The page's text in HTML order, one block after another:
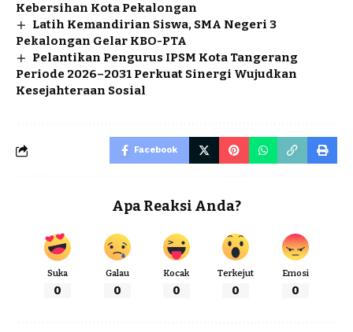
Kebersihan Kota Pekalongan
Latih Kemandirian Siswa, SMA Negeri 3
Pekalongan Gelar KBO-PTA
Pelantikan Pengurus IPSM Kota Tangerang
Periode 2026–2031 Perkuat Sinergi Wujudkan
Kesejahteraan Sosial
Facebook
Apa Reaksi Anda?
Suka
0
Galau
0
Kocak
0
Terkejut
0
Emosi
0